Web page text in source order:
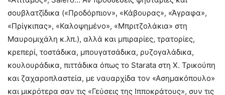
σουβλατζίδικα («Προδόρπιον», «Κάβουρας», «Άγραφα»,
«Πρίγκιπας», «Καλοψημένο», «Μπριτζολάκια» στη
Μαυρομιχάλη κ.λπ.), αλλά και μπιραρίες, τρατορίες,
κρεπερί, τοστάδικα, μπουγατσάδικα, ρυζογαλάδικα,
κουλουράδικα, πιττάδικα όπως το Starata στη Χ. Τρικούπη
και ζαχαροπλαστεία, με ναυαρχίδα τον «Ασημακόπουλο»
και μικρότερα σαν τις «Γεύσεις της Ιπποκράτους», συν τις